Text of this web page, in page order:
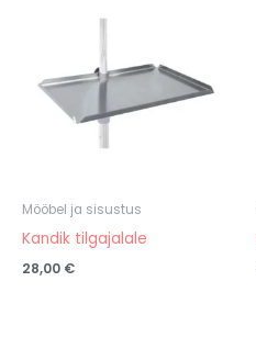
Mööbel ja sisustus
Kandik tilgajalale
28,00 €